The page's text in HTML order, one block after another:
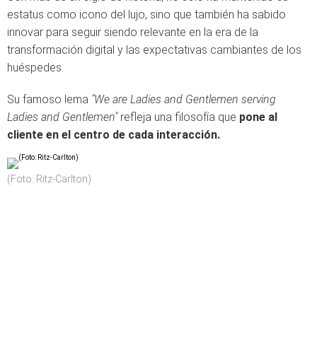
estatus como icono del lujo, sino que también ha sabido
innovar para seguir siendo relevante en la era de la
transformación digital y las expectativas cambiantes de los
huéspedes.
Su famoso lema "We are Ladies and Gentlemen serving
Ladies and Gentlemen"refleja una filosofía que pone al
cliente en el centro de cada interacción.
(Foto: Ritz-Carlton)